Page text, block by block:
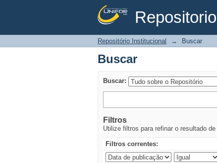
Buscar
Repositório Institucional → Buscar
Buscar
Buscar:
Filtros
Utilize filtros para refinar o resultado
Filtros correntes: